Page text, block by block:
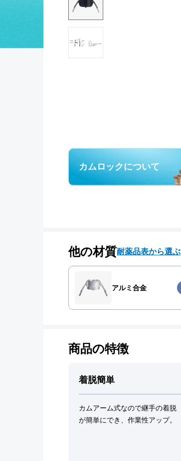
カムロックについて
他の材質耐薬品表から選ぶ
アルミ合金
商品の特徴
着脱簡単
カムアーム式なので継手の着脱
が簡単にでき、作業性アップ。